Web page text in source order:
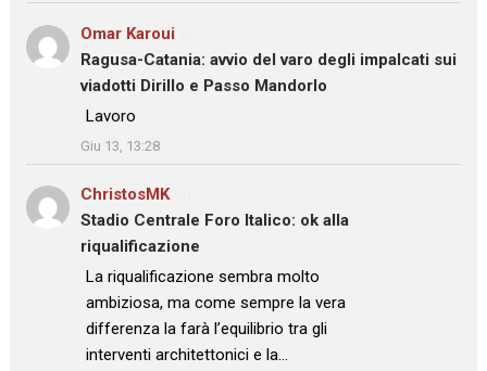
Omar Karoui
Ragusa-Catania: avvio del varo degli impalcati sui
viadotti Dirillo e Passo Mandorlo
: “Lavoro
”
Giu 13, 13:28
ChristosMKsu
Stadio Centrale Foro Italico: ok alla
riqualificazione
: “La riqualificazione sembra molto
ambiziosa, ma come sempre la vera
differenza la farà l’equilibrio tra gli
interventi architettonici e la…
”